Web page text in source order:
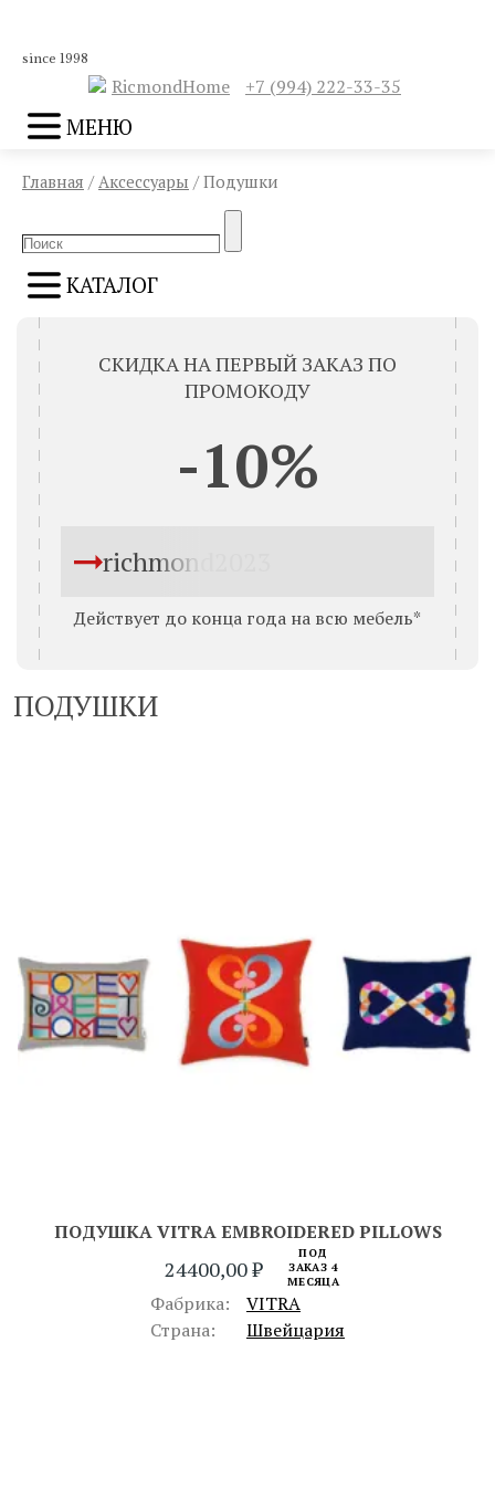
since 1998
RicmondHome +7 (994) 222-33-35
МЕНЮ
Главная /Аксессуары / Подушки
for:
КАТАЛОГ
СКИДКА НА ПЕРВЫЙ ЗАКАЗ ПО
ПРОМОКОДУ
-10%
richmond2023
Действует до конца года на всю мебель*
ПОДУШКИ
ПОДУШКА VITRA EMBROIDERED PILLOWS
24400,00₽
ПОД
ЗАКАЗ 4
МЕСЯЦА
Фабрика:
VITRA
Страна:
Швейцария